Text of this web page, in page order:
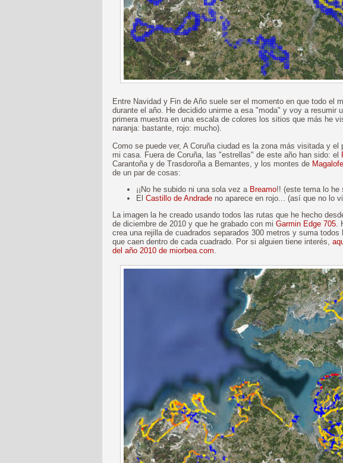
Entre Navidad y Fin de Año suele ser el momento en que todo el
durante el año. He decidido unirme a esa "moda" y voy a resumir
primera muestra en una escala de colores los sitios que más he
naranja: bastante, rojo: mucho).
Como se puede ver, A Coruña ciudad es la zona más visitada y
mi casa. Fuera de Coruña, las "estrellas" de este año han sido: el
Carantoña y de Trasdoroña a Bemantes, y los montes de
de un par de cosas:
¡¡No he subido ni una sola vez a Breamo!! (este tema lo he
El Castillo de Andrade no aparece en rojo... (así que no lo
La imagen la he creado usando todos las rutas que he hecho
de diciembre de 2010 y que he grabado con mi Garmin Edge 705.
crea una rejilla de cuadrados separados 300 metros y suma
que caen dentro de cada cuadrado. Por si alguien tiene interés,
del año 2010 de miorbea.com.